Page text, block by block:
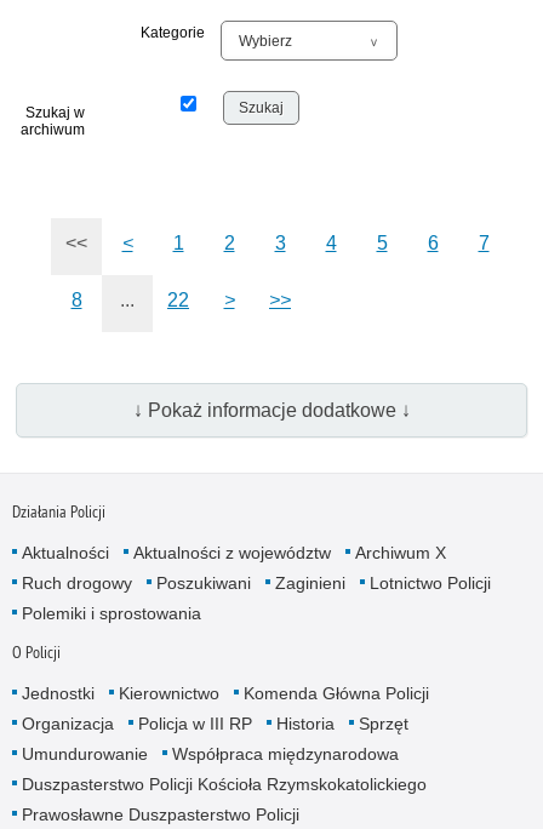
Kategorie
Szukaj w
archiwum
<< < 1 2 3 4 5 6 7
8 ... 22 > >>
↓ Pokaż informacje dodatkowe ↓
Działania Policji
Aktualności Aktualności z województw
Archiwum X
Ruch drogowy
Poszukiwani Zaginieni
Lotnictwo Policji
Polemiki i sprostowania
O Policji
Jednostki Kierownictwo
Komenda Główna Policji
Organizacja
Policja w III RP Historia
Sprzęt
Umundurowanie
Współpraca międzynarodowa
Duszpasterstwo Policji Kościoła Rzymskokatolickiego
Prawosławne Duszpasterstwo Policji